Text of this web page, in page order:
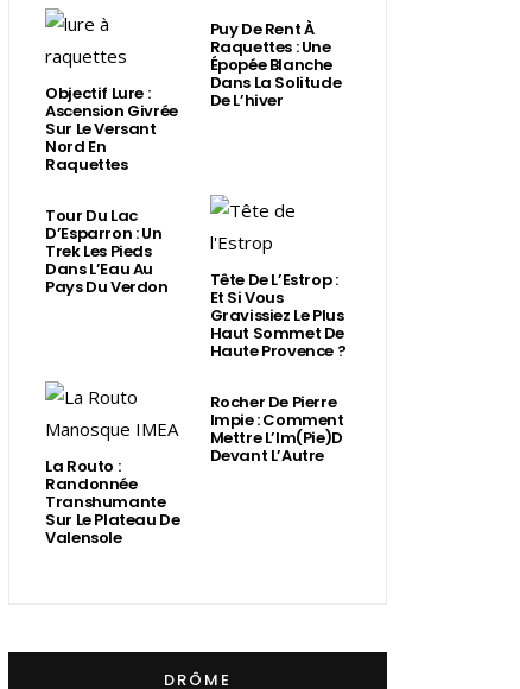
Objectif Lure :
Ascension Givrée
Sur Le Versant
Nord En
Raquettes
Puy De Rent À
Raquettes : Une
Épopée Blanche
Dans La Solitude
De L’hiver
Tour Du Lac
D’Esparron : Un
Trek Les Pieds
Dans L’Eau Au
Pays Du Verdon Tête De L’Estrop :
Et Si Vous
Gravissiez Le Plus
Haut Sommet De
Haute Provence ?
La Routo :
Randonnée
Transhumante
Sur Le Plateau De
Valensole
Rocher De Pierre
Impie : Comment
Mettre L’Im(Pie)d
Devant L’Autre
DRÔME